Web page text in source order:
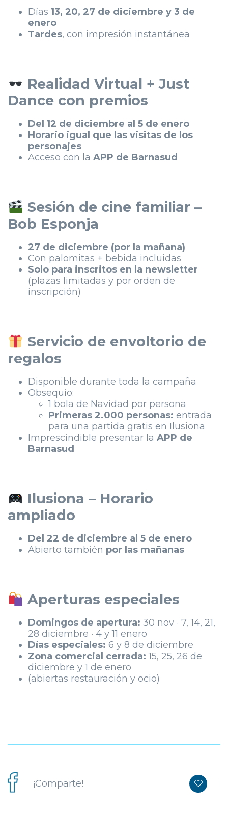
Días 13, 20, 27 de diciembre y 3 de
enero
Tardes, con impresión instantánea
Realidad Virtual + Just
Dance con premios
Del 12 de diciembre al 5 de enero
Horario igual que las visitas de los
personajes
Acceso con la APP de Barnasud
Sesión de cine familiar –
Bob Esponja
27 de diciembre (por la mañana)
Con palomitas + bebida incluidas
Solo para inscritos en la newsletter
(plazas limitadas y por orden de
inscripción)
Servicio de envoltorio de
regalos
Disponible durante toda la campaña
Obsequio:
1 bola de Navidad por persona
Primeras 2.000 personas: entrada
para una partida gratis en Ilusiona
Imprescindible presentar la APP de
Barnasud
Ilusiona – Horario
ampliado
Del 22 de diciembre al 5 de enero
Abierto también por las mañanas
Aperturas especiales
Domingos de apertura: 30 nov · 7, 14, 21,
28 diciembre · 4 y 11 enero
Días especiales: 6 y 8 de diciembre
Zona comercial cerrada:15, 25, 26 de
diciembre y 1 de enero
(abiertas restauración y ocio)
¡Comparte! 1